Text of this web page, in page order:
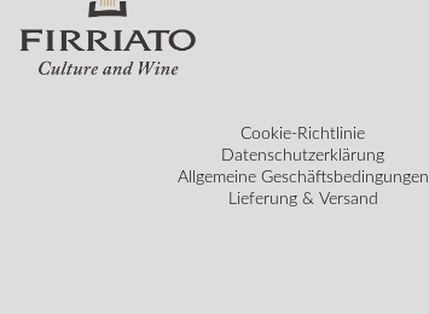
Cookie-Richtlinie
Datenschutzerklärung
Allgemeine Geschäftsbedingungen
Lieferung & Versand